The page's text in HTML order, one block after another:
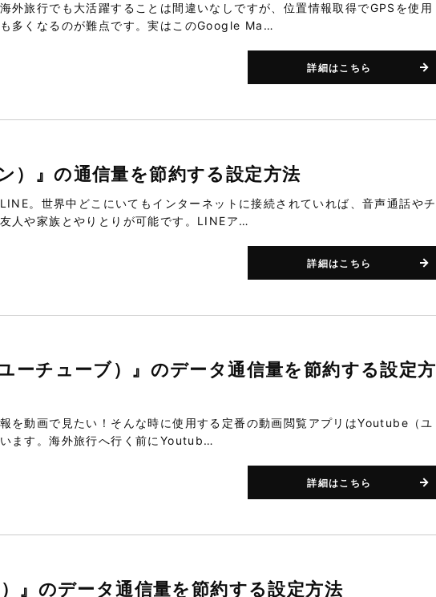
外旅行でも大活躍することは間違いなしですが、位置情報取得でGPSを使用
多くなるのが難点です。実はこのGoogle Ma…
詳細はこちら
）』の通信量を節約する設定方法
。世界中どこにいてもインターネットに接続されていれば、音声通話やチ
人や家族とやりとりが可能です。LINEア…
詳細はこちら
ーチューブ）』のデータ通信量を節約する設定方
を動画で見たい！そんな時に使用する定番の動画閲覧アプリはYoutube（ユ
ます。海外旅行へ行く前にYoutub…
詳細はこちら
』のデータ通信量を節約する設定方法